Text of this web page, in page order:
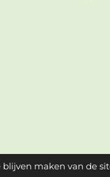
maken van de